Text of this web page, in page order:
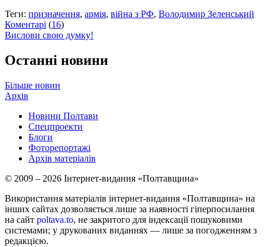
Теги: призначення, армія, війна з РФ, Володимир Зеленський
Коментарі (16)
Вислови свою думку!
Останні новини
Більше новин
Архів
Новини Полтави
Спецпроекти
Блоги
Фоторепортажі
Архів матеріалів
© 2009 – 2026 Інтернет-видання «Полтавщина»
Використання матеріалів інтернет-видання «Полтавщина» на
інших сайтах дозволяється лише за наявності гіперпосилання
на сайт poltava.to, не закритого для індексації пошуковими
системами; у друкованих виданнях — лише за погодженням з
редакцією.